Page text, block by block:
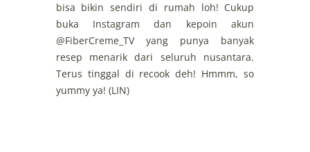
bisa bikin sendiri di rumah loh! Cukup
buka Instagram dan kepoin akun
@FiberCreme_TV yang punya banyak
resep menarik dari seluruh nusantara.
Terus tinggal di recook deh! Hmmm, so
yummy ya! (LIN)